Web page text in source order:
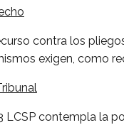
contra los
exigen, como
LCSP contempla la